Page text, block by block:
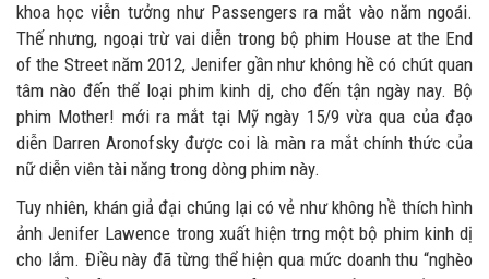
khoa học viễn tưởng như Passengers ra mắt vào năm ngoái.
Thế nhưng, ngoại trừ vai diễn trong bộ phim House at the End
of the Street năm 2012, Jenifer gần như không hề có chút quan
tâm nào đến thể loại phim kinh dị, cho đến tận ngày nay. Bộ
phim Mother! mới ra mắt tại Mỹ ngày 15/9 vừa qua của đạo
diễn Darren Aronofsky được coi là màn ra mắt chính thức của
nữ diễn viên tài năng trong dòng phim này.
Tuy nhiên, khán giả đại chúng lại có vẻ như không hề thích hình
ảnh Jenifer Lawence trong xuất hiện trng một bộ phim kinh dị
cho lắm. Điều này đã từng thể hiện qua mức doanh thu “nghèo